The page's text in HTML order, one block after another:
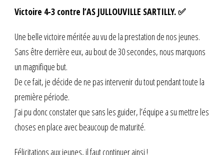
Victoire 4-3 contre l’AS JULLOUVILLE SARTILLY. ✅
Une belle victoire méritée au vu de la prestation de nos jeunes.
Sans être derrière eux, au bout de 30 secondes, nous marquons
un magnifique but.
De ce fait, je décide de ne pas intervenir du tout pendant toute la
première période.
J’ai pu donc constater que sans les guider, l’équipe a su mettre les
choses en place avec beaucoup de maturité.
Félicitations aux jeunes, il faut continuer ainsi !